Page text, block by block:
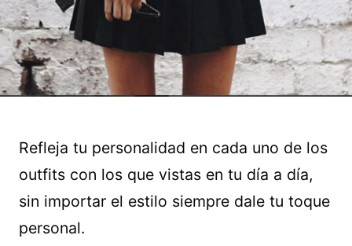
Refleja tu personalidad en cada uno de los
outfits con los que vistas en tu día a día,
sin importar el estilo siempre dale tu toque
personal.